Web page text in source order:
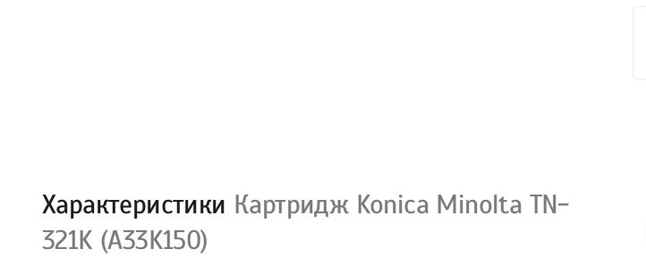
Характеристики Картридж Konica Minolta TN-
321K (A33K150)